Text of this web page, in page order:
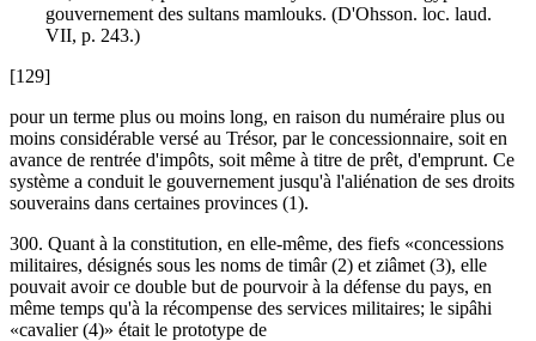
gouvernement des sultans mamlouks. (D'Ohsson. loc. laud.
VII, p. 243.)
[129]
pour un terme plus ou moins long, en raison du numéraire plus ou
moins considérable versé au Trésor, par le concessionnaire, soit en
avance de rentrée d'impôts, soit même à titre de prêt, d'emprunt. Ce
système a conduit le gouvernement jusqu'à l'aliénation de ses droits
souverains dans certaines provinces (1).
300. Quant à la constitution, en elle-même, des fiefs «concessions
militaires, désignés sous les noms de timâr (2) et ziâmet (3), elle
pouvait avoir ce double but de pourvoir à la défense du pays, en
même temps qu'à la récompense des services militaires; le sipâhi
«cavalier (4)» était le prototype de